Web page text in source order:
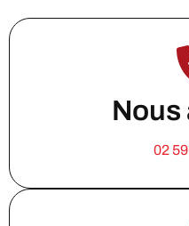
Nous
02